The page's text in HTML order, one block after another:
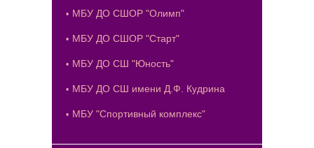
МБУ ДО СШОР "Олимп"
МБУ ДО СШОР "Старт"
МБУ ДО СШ "Юность"
МБУ ДО СШ имени Д.Ф. Кудрина
МБУ "Спортивный комплекс"